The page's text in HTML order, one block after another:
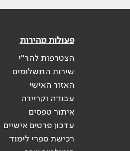
פעולות מהירות
הצטרפות להר"י
שירות התשלומים
האזור האישי
עבודה וקריירה
איתור טפסים
עדכון פרטים אישיים
רכישת ספרי לימוד